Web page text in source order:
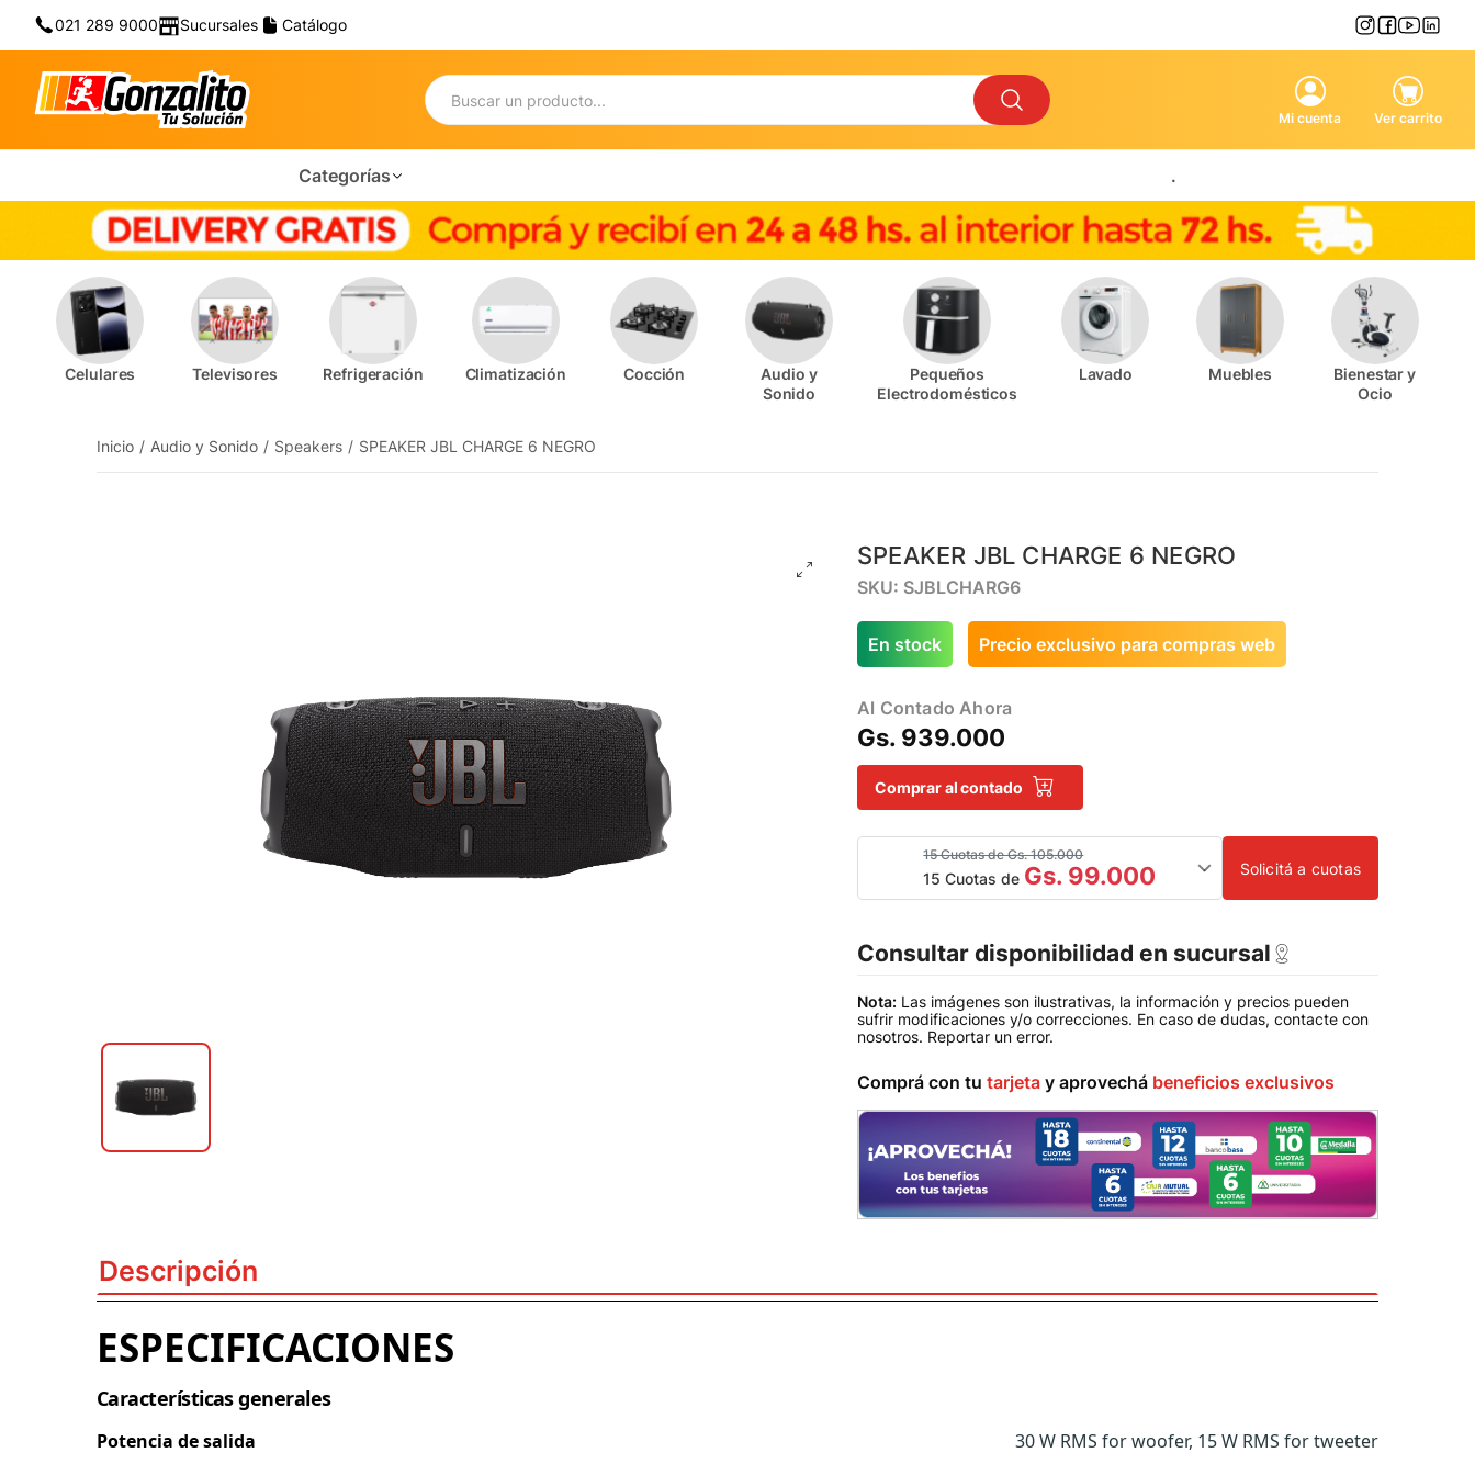
021 289 9000 Sucursales Catálogo
Mi cuenta Ver carrito
Categorías .
Celulares Televisores Refrigeración Climatización Cocción
Audio y
Sonido
Pequeños
Electrodomésticos
Lavado Muebles
Bienestar y
Ocio
Inicio Audio y Sonido Speakers SPEAKER JBL CHARGE 6 NEGRO
SPEAKER JBL CHARGE 6 NEGRO
SKU: SJBLCHARG6
En stock Precio exclusivo para compras web
Al Contado Ahora
Gs. 939.000
Comprar al contado
15 Cuotas de Gs. 105.000
15 Cuotas de Gs. 99.000 Solicitá a cuotas
Consultar disponibilidad en sucursal
Nota: Las imágenes son ilustrativas, la información y precios pueden
sufrir modificaciones y/o correcciones. En caso de dudas, contacte con
nosotros. Reportar un error.
Comprá con tu tarjeta y aprovechá beneficios exclusivos
Descripción
ESPECIFICACIONES
Características generales
Potencia de salida 30 W RMS for woofer, 15 W RMS for tweeter